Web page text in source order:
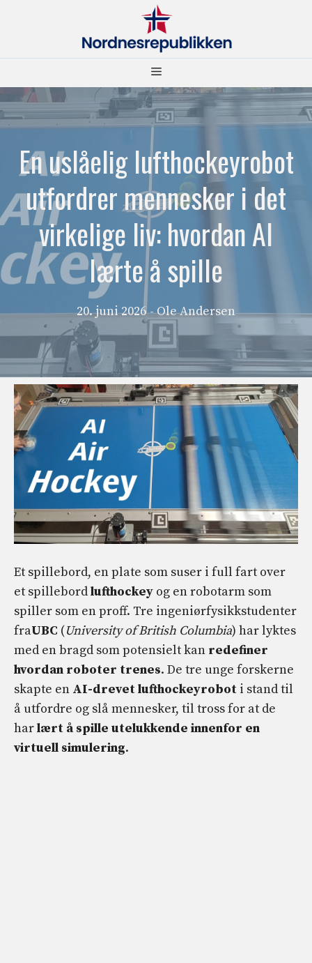
Meny
En uslåelig lufthockeyrobot
utfordrer mennesker i det
virkelige liv: hvordan AI
lærte å spille
20. juni 2026 - Ole Andersen
Et spillebord, en plate som suser i full fart over
et spillebordlufthockey og en robotarm som
spiller som en proff. Tre ingeniørfysikkstudenter
fraUBC (University of British Columbia) har lyktes
med en bragd som potensielt kan redefiner
hvordan roboter trenes. De tre unge forskerne
skapte en AI-drevet lufthockeyrobot i stand til
å utfordre og slå mennesker, til tross for at de
harlært å spille utelukkende innenfor en
virtuell simulering.